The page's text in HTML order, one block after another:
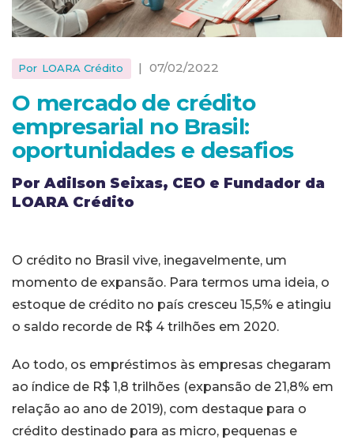
Por LOARA Crédito | 07/02/2022
O mercado de crédito
empresarial no Brasil:
oportunidades e desafios
Por Adilson Seixas, CEO e Fundador da
LOARA Crédito
O crédito no Brasil vive, inegavelmente, um
momento de expansão. Para termos uma ideia, o
estoque de crédito no país cresceu 15,5% e atingiu
o saldo recorde de R$ 4 trilhões em 2020.
Ao todo, os empréstimos às empresas chegaram
ao índice de R$ 1,8 trilhões (expansão de 21,8% em
relação ao ano de 2019), com destaque para o
crédito destinado para as micro, pequenas e